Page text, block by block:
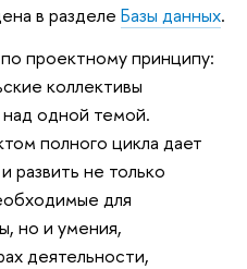
в разделе Базы данных.
проектному принципу:
коллективы
одной темой.
полного цикла дает
развить не только
для
но и умения,
деятельности,